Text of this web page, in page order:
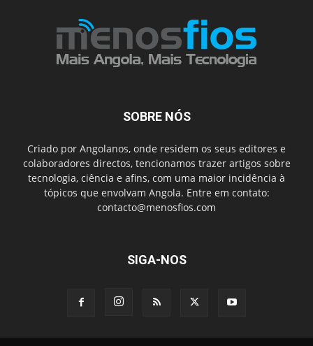
SOBRE NÓS
Criado por Angolanos, onde residem os seus editores e
colaboradores directos, tencionamos trazer artigos sobre
tecnologia, ciência e afins, com uma maior incidência à
tópicos que envolvam Angola. Entre em contato:
contacto@menosfios.com
SIGA-NOS